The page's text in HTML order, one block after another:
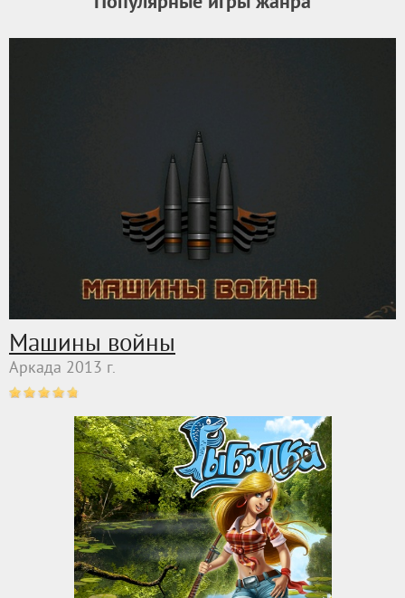
Машины войны
Аркада 2013 г.